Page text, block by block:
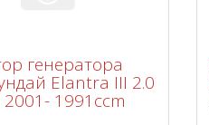
генератора
Elantra III 2.0
2001- 1991ccm